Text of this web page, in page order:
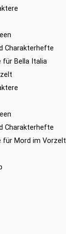
Charakterhefte
für Bella Italia
Charakterhefte
für Mord im Vorzelt